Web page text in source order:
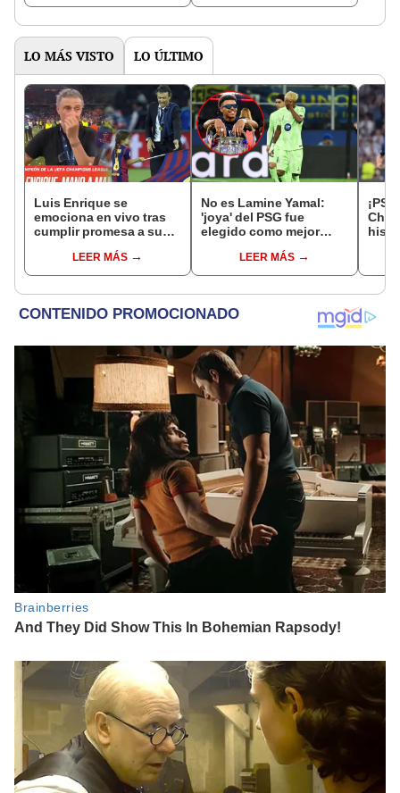
Cienciano
LO MÁS VISTO LO ÚLTIMO
Luis Enrique se
emociona en vivo tras
cumplir promesa a su
Champions: "Estaría
corriendo aquí"
LEER MÁS
No es Lamine Yamal:
'joya' del PSG fue
elegido como mejor
Champions League y
vale 60 millones de
LEER MÁS